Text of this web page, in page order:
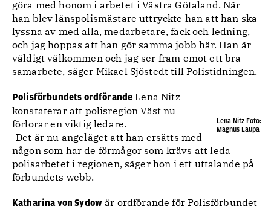
göra med honom i arbetet i Västra Götaland. När
han blev länspolismästare uttryckte han att han ska
lyssna av med alla, medarbetare, fack och ledning,
och jag hoppas att han gör samma jobb här. Han är
väldigt välkommen och jag ser fram emot ett bra
samarbete, säger Mikael Sjöstedt till Polistidningen.
Lena Nitz Foto:
Magnus Laupa
Polisförbundets ordförande Lena Nitz
konstaterar att polisregion Väst nu
förlorar en viktig ledare.
-Det är nu angeläget att han ersätts med
någon som har de förmågor som krävs att leda
polisarbetet i regionen, säger hon i ett uttalande på
förbundets webb.
Katharina von Sydow är ordförande för Polisförbundet